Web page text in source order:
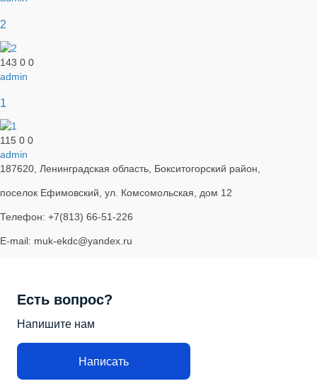
2
143 0 0
admin
1
115 0 0
admin
187620, Ленинградская область, Бокситогорский район,
поселок Ефимовский, ул. Комсомольская, дом 12
Телефон: +7(813) 66-51-226
E-mail: muk-ekdc@yandex.ru
Есть вопрос?
Напишите нам
Написать